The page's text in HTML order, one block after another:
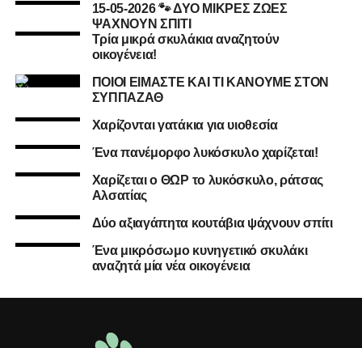
15-05-2026 🐾 ΔΥΟ ΜΙΚΡΕΣ ΖΩΕΣ
ΨΑΧΝΟΥΝ ΣΠΙΤΙ
Τρία μικρά σκυλάκια αναζητούν
οικογένεια!
ΠΟΙΟΙ ΕΙΜΑΣΤΕ ΚΑΙ ΤΙ ΚΑΝΟΥΜΕ ΣΤΟΝ
ΣΥΠΠΑΖΑΘ
Χαρίζονται γατάκια για υιοθεσία
Ένα πανέμορφο λυκόσκυλο χαρίζεται!
Χαρίζεται ο ΘΩΡ το λυκόσκυλο, ράτσας
Αλσατίας
Δύο αξιαγάπητα κουτάβια ψάχνουν σπίτι
Ένα μικρόσωμο κυνηγετικό σκυλάκι
αναζητά μία νέα οικογένεια